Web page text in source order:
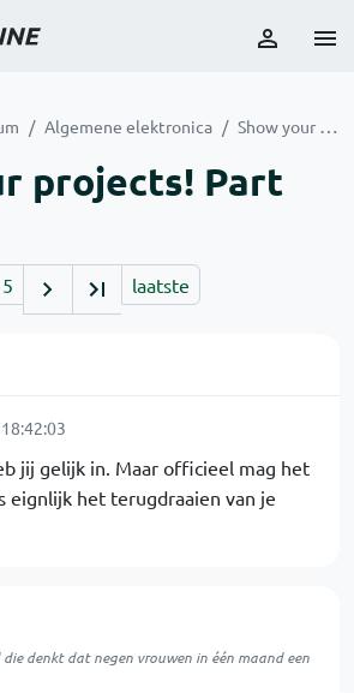
Algemene elektronica Show your projects! Part 15.
projects! Part
5 laatste
jij gelijk in. Maar officieel mag het
eignlijk het terugdraaien van je
die denkt dat negen vrouwen in één maand een